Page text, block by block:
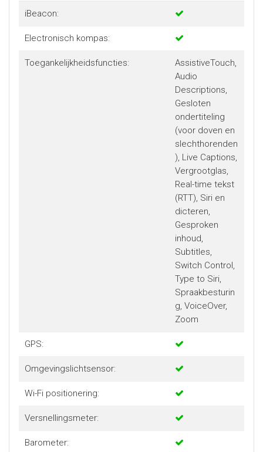
iBeacon:
Electronisch kompas:
Toegankelijkheidsfuncties:
AssistiveTouch,
Audio
Descriptions,
Gesloten
ondertiteling
(voor doven en
slechthorenden
), Live Captions,
Vergrootglas,
Real-time tekst
(RTT), Siri en
dicteren,
Gesproken
inhoud,
Subtitles,
Switch Control,
Type to Siri,
Spraakbesturin
g, VoiceOver,
Zoom
GPS:
Omgevingslichtsensor:
Wi-Fi positionering:
Versnellingsmeter:
Barometer: